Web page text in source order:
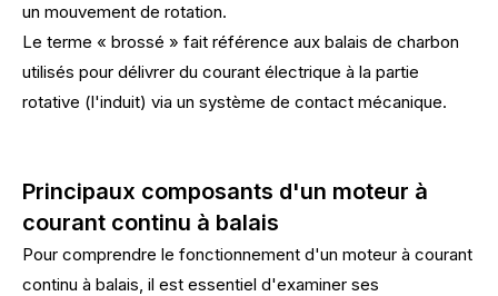
un mouvement de rotation.
Le terme « brossé » fait référence aux balais de charbon
utilisés pour délivrer du courant électrique à la partie
rotative (l'induit) via un système de contact mécanique.
Principaux composants d'un moteur à
courant continu à balais
Pour comprendre le fonctionnement d'un moteur à courant
continu à balais, il est essentiel d'examiner ses